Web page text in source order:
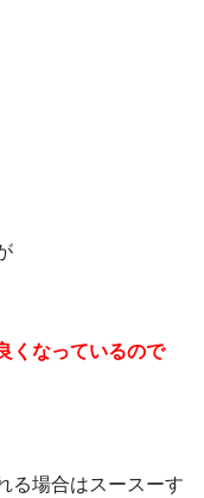
くなっているので
る場合はスースーす